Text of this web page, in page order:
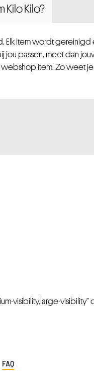
Kilo Kilo?
item wordt gereinigd
jou passen, meet dan
item. Zo weet
visibility,large-visibility”
FAQ